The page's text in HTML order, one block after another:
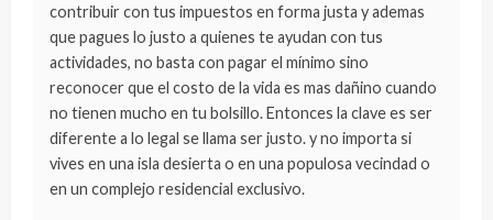
contribuir con tus impuestos en forma justa y ademas
que pagues lo justo a quienes te ayudan con tus
actividades, no basta con pagar el mínimo sino
reconocer que el costo de la vida es mas dañino cuando
no tienen mucho en tu bolsillo. Entonces la clave es ser
diferente a lo legal se llama ser justo. y no importa si
vives en una isla desierta o en una populosa vecindad o
en un complejo residencial exclusivo.